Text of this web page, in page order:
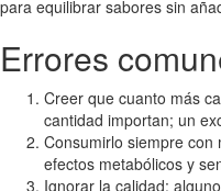
para equilibrar sabores sin
Errores
Creer que cuanto más
cantidad importan; un
Consumirlo siempre
efectos metabólicos y
Ignorar la calidad: